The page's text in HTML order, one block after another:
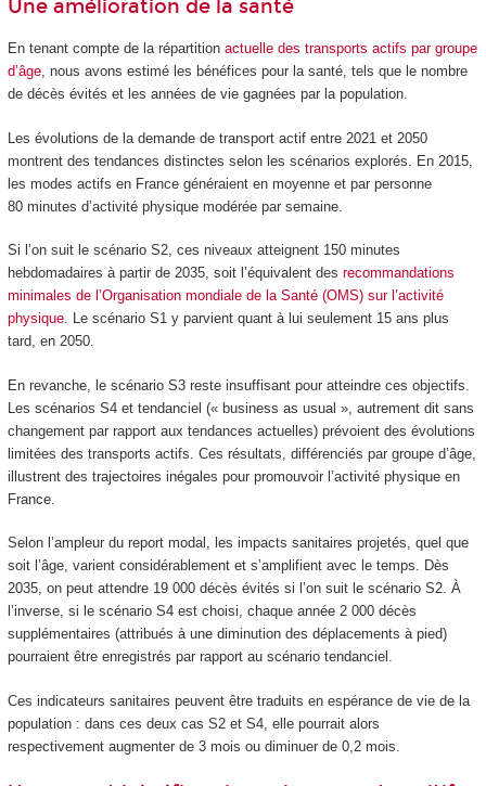
Une amélioration de la santé
En tenant compte de la répartition actuelle des transports actifs par groupe
d’âge, nous avons estimé les bénéfices pour la santé, tels que le nombre
de décès évités et les années de vie gagnées par la population.
Les évolutions de la demande de transport actif entre 2021 et 2050
montrent des tendances distinctes selon les scénarios explorés. En 2015,
les modes actifs en France généraient en moyenne et par personne
80 minutes d’activité physique modérée par semaine.
Si l’on suit le scénario S2, ces niveaux atteignent 150 minutes
hebdomadaires à partir de 2035, soit l’équivalent des recommandations
minimales de l’Organisation mondiale de la Santé (OMS) sur l’activité
physique. Le scénario S1 y parvient quant à lui seulement 15 ans plus
tard, en 2050.
En revanche, le scénario S3 reste insuffisant pour atteindre ces objectifs.
Les scénarios S4 et tendanciel (« business as usual », autrement dit sans
changement par rapport aux tendances actuelles) prévoient des évolutions
limitées des transports actifs. Ces résultats, différenciés par groupe d’âge,
illustrent des trajectoires inégales pour promouvoir l’activité physique en
France.
Selon l’ampleur du report modal, les impacts sanitaires projetés, quel que
soit l’âge, varient considérablement et s’amplifient avec le temps. Dès
2035, on peut attendre 19 000 décès évités si l’on suit le scénario S2. À
l’inverse, si le scénario S4 est choisi, chaque année 2 000 décès
supplémentaires (attribués à une diminution des déplacements à pied)
pourraient être enregistrés par rapport au scénario tendanciel.
Ces indicateurs sanitaires peuvent être traduits en espérance de vie de la
population : dans ces deux cas S2 et S4, elle pourrait alors
respectivement augmenter de 3 mois ou diminuer de 0,2 mois.